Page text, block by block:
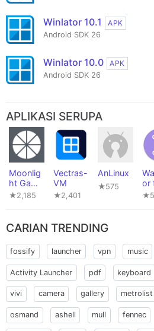
Winlator 10.1
APK
Android SDK 26
Winlator 10.0
APK
Android SDK 26
APLIKASI SERUPA
Moonlig
ht Game
Streamin
★2,185
Vectras-
VM
★2,401
AnLinux
★575
or
CARIAN TRENDING
fossify launcher vpn music
Activity Launcher pdf keyboard
vivi camera gallery metrolist
osmand ashell mull fennec